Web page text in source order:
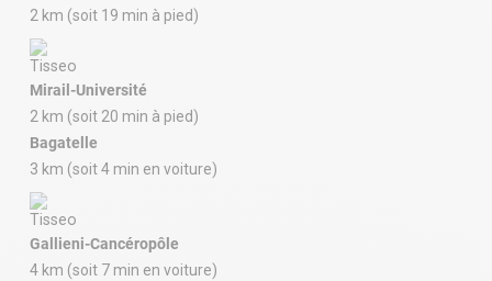
2 km (soit 19 min à pied)
Mirail-Université
2 km (soit 20 min à pied)
Bagatelle
3 km (soit 4 min en voiture)
Gallieni-Cancéropôle
4 km (soit 7 min en voiture)